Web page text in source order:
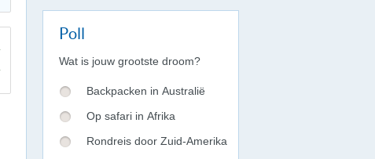
Poll
Wat is jouw grootste droom?
Backpacken in Australië
Op safari in Afrika
Rondreis door Zuid-Amerika